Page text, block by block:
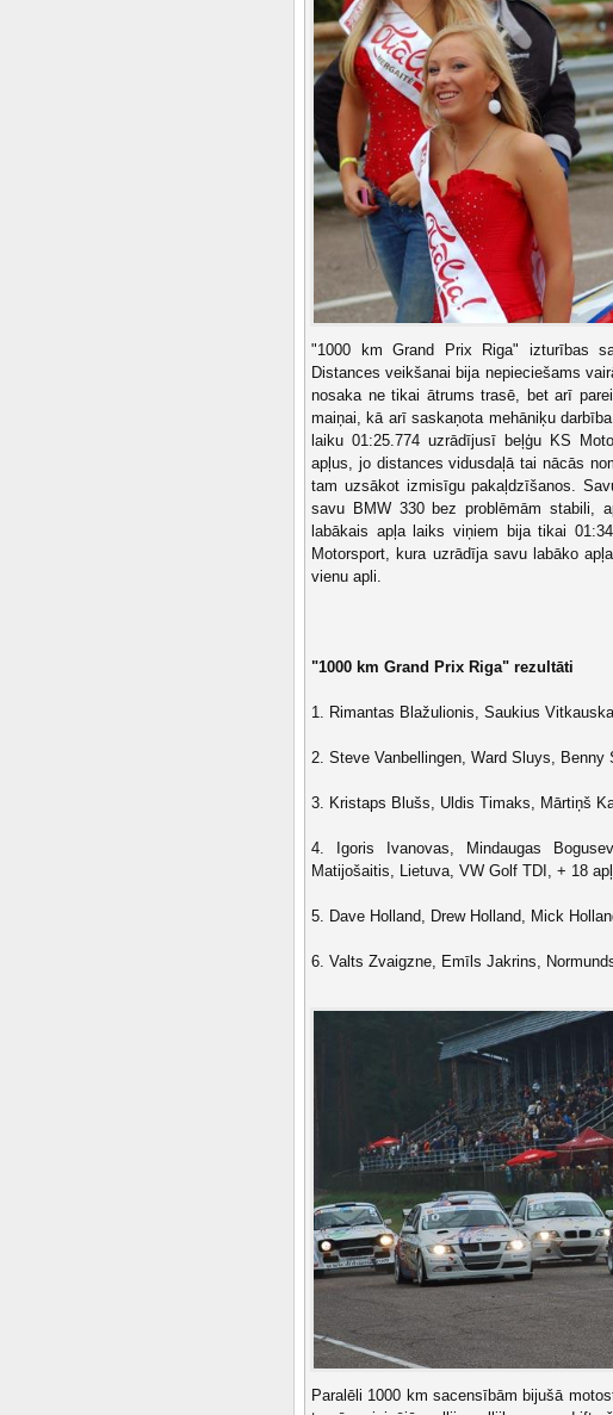
"1000 km Grand Prix Riga" izturības
Distances veikšanai bija nepieciešams
nosaka ne tikai ātrums trasē, bet arī
maiņai, kā arī saskaņota mehāniķu
laiku 01:25.774 uzrādījusī beļģu KS
apļus, jo distances vidusdaļā tai nācās
tam uzsākot izmisīgu pakaļdzīšanos.
savu BMW 330 bez problēmām stabili,
labākais apļa laiks viņiem bija tikai
Motorsport, kura uzrādīja savu labāko
vienu apli.
"1000 km Grand Prix Riga" rezultāti
1. Rimantas Blažulionis, Saukius
2. Steve Vanbellingen, Ward Sluys,
3. Kristaps Blušs, Uldis Timaks, Mārtiņš
4. Igoris Ivanovas, Mindaugas
Matijošaitis, Lietuva, VW Golf TDI, + 18
5. Dave Holland, Drew Holland, Mick
6. Valts Zvaigzne, Emīls Jakrins,
Paralēli 1000 km sacensībām bijušā